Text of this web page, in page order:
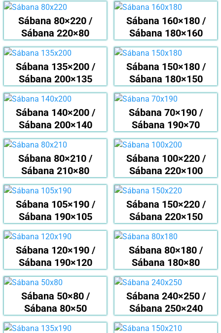
Sábana 80×220 /
Sábana 220×80
Sábana 160×180 /
Sábana 180×160
Sábana 135×200 /
Sábana 200×135
Sábana 150×180 /
Sábana 180×150
Sábana 140×200 /
Sábana 200×140
Sábana 70×190 /
Sábana 190×70
Sábana 80×210 /
Sábana 210×80
Sábana 100×220 /
Sábana 220×100
Sábana 105×190 /
Sábana 190×105
Sábana 150×220 /
Sábana 220×150
Sábana 120×190 /
Sábana 190×120
Sábana 80×180 /
Sábana 180×80
Sábana 50×80 /
Sábana 80×50
Sábana 240×250 /
Sábana 250×240